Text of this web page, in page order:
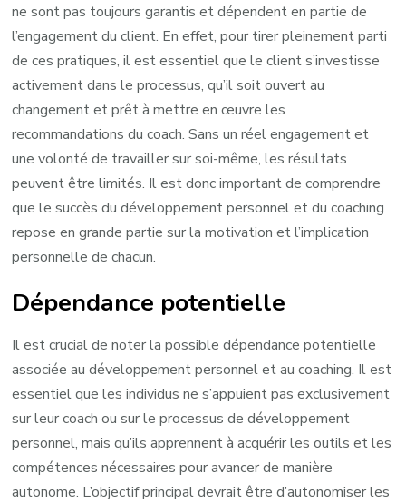
ne sont pas toujours garantis et dépendent en partie de
l’engagement du client. En effet, pour tirer pleinement parti
de ces pratiques, il est essentiel que le client s’investisse
activement dans le processus, qu’il soit ouvert au
changement et prêt à mettre en œuvre les
recommandations du coach. Sans un réel engagement et
une volonté de travailler sur soi-même, les résultats
peuvent être limités. Il est donc important de comprendre
que le succès du développement personnel et du coaching
repose en grande partie sur la motivation et l’implication
personnelle de chacun.
Dépendance potentielle
Il est crucial de noter la possible dépendance potentielle
associée au développement personnel et au coaching. Il est
essentiel que les individus ne s’appuient pas exclusivement
sur leur coach ou sur le processus de développement
personnel, mais qu’ils apprennent à acquérir les outils et les
compétences nécessaires pour avancer de manière
autonome. L’objectif principal devrait être d’autonomiser les